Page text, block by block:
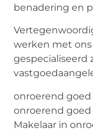
benadering en
werken met
gespecialiseerd
onroerend goed
onroerend
Makelaar in